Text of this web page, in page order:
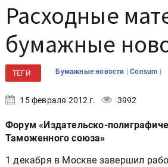
Расходные
бумажные
ТЕГИ Бумажные новости |Consum |
15 февраля 2012 г. 3992
Форум «Издательско-
Таможенного союза»
1 декабря в Москве завершил